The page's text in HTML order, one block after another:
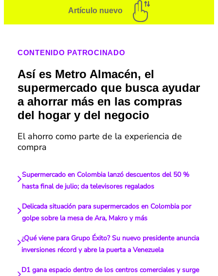
Artículo nuevo
CONTENIDO PATROCINADO
Así es Metro Almacén, el
supermercado que busca ayudar
a ahorrar más en las compras
del hogar y del negocio
El ahorro como parte de la experiencia de
compra
Supermercado en Colombia lanzó descuentos del 50 %
hasta final de julio; da televisores regalados
Delicada situación para supermercados en Colombia por
golpe sobre la mesa de Ara, Makro y más
¿Qué viene para Grupo Éxito? Su nuevo presidente anuncia
inversiones récord y abre la puerta a Venezuela
D1 gana espacio dentro de los centros comerciales y surge